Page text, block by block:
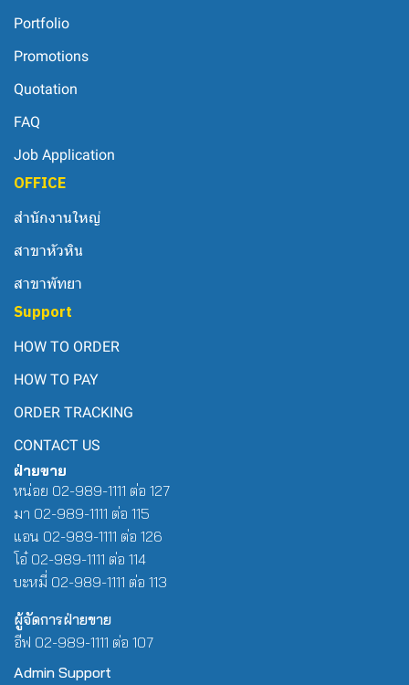
Portfolio
Promotions
Quotation
FAQ
Job Application
OFFICE
สำนักงานใหญ่
สาขาหัวหิน
สาขาพัทยา
Support
HOW TO ORDER
HOW TO PAY
ORDER TRACKING
CONTACT US
ฝ่ายขาย
หน่อย 02-989-1111 ต่อ 127
มา 02-989-1111 ต่อ 115
แอน 02-989-1111 ต่อ 126
โอ๋ 02-989-1111 ต่อ 114
บะหมี่ 02-989-1111 ต่อ 113
ผู้จัดการฝ่ายขาย
อีฟ 02-989-1111 ต่อ 107
Admin Support